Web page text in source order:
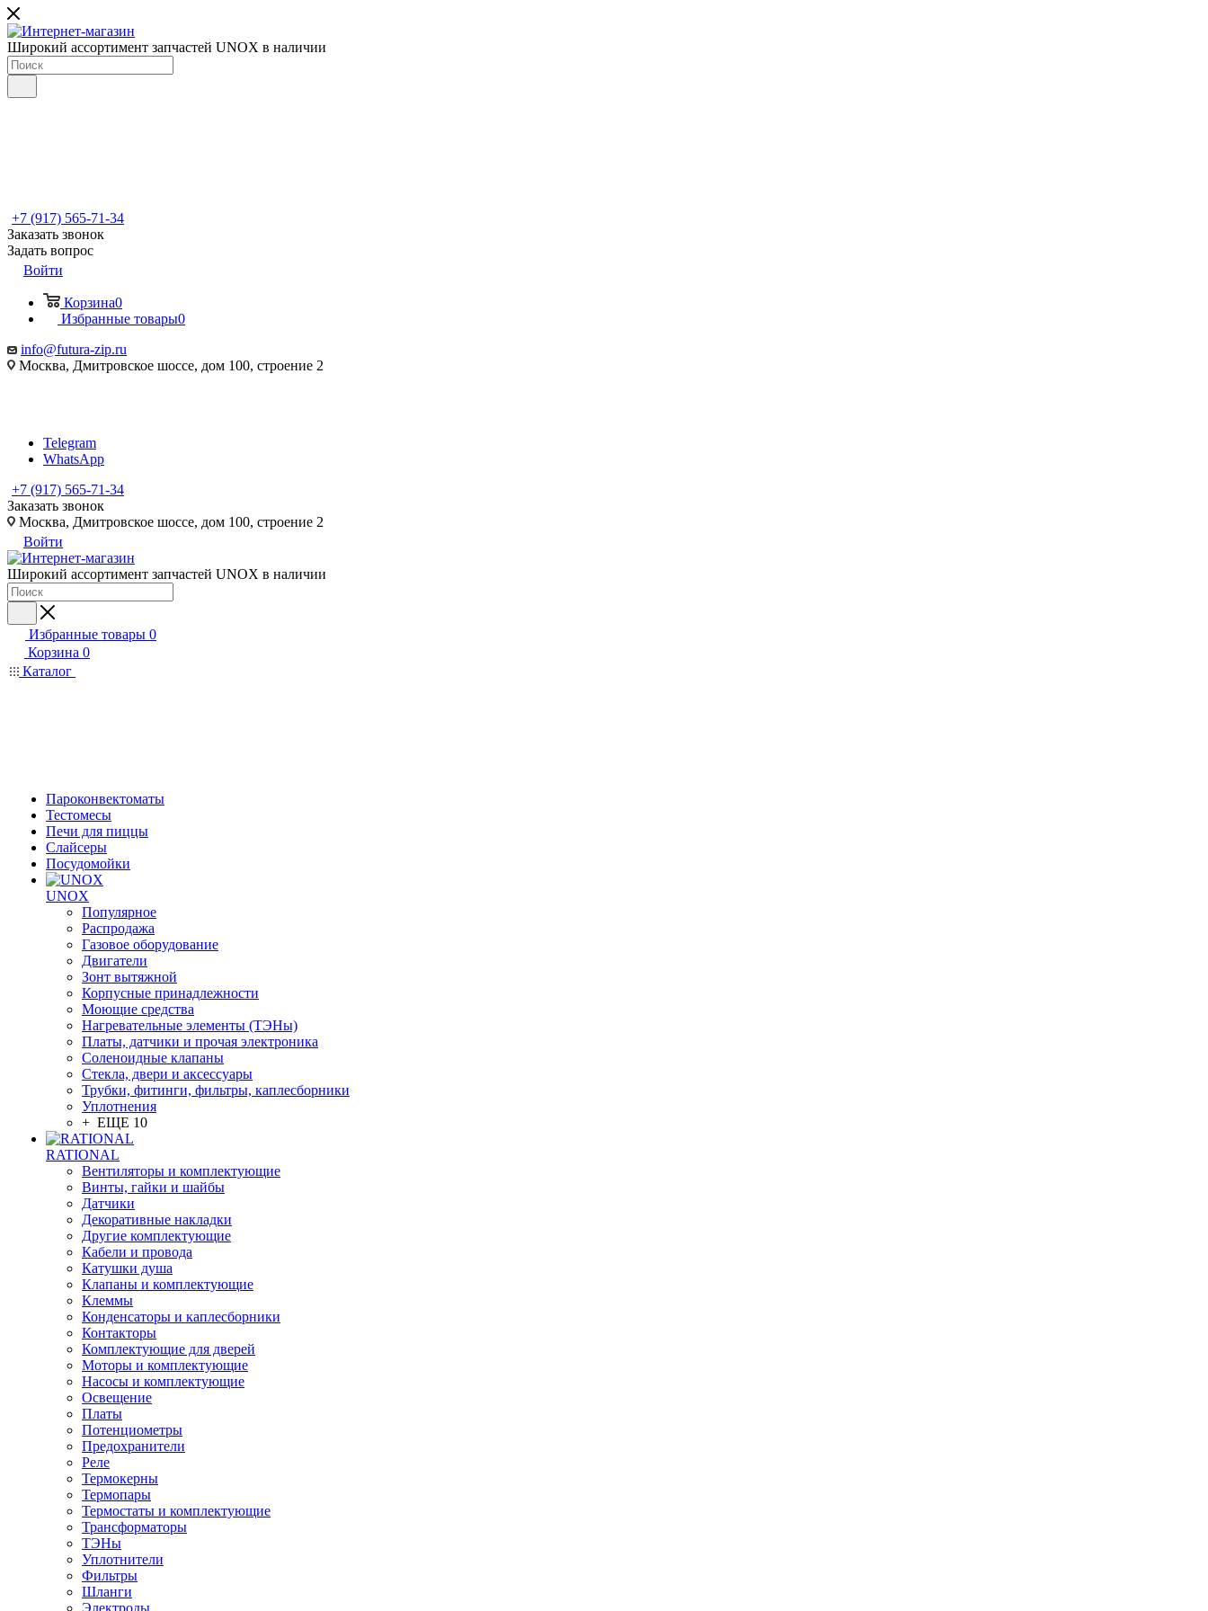
Широкий ассортимент запчастей UNOX в наличии
+7 (917) 565-71-34
Заказать звонок
Задать вопрос
Войти
Корзина0
Избранные товары0
info@futura-zip.ru
Москва, Дмитровское шоссе, дом 100, строение 2
Telegram
WhatsApp
+7 (917) 565-71-34
Заказать звонок
Москва, Дмитровское шоссе, дом 100, строение 2
Войти
Широкий ассортимент запчастей UNOX в наличии
Избранные товары 0
Корзина 0
Каталог
Пароконвектоматы
Тестомесы
Печи для пиццы
Слайсеры
Посудомойки
UNOX
Популярное
Распродажа
Газовое оборудование
Двигатели
Зонт вытяжной
Корпусные принадлежности
Моющие средства
Нагревательные элементы (ТЭНы)
Платы, датчики и прочая электроника
Соленоидные клапаны
Стекла, двери и аксессуары
Трубки, фитинги, фильтры, каплесборники
Уплотнения
+ ЕЩЕ 10
RATIONAL
Вентиляторы и комплектующие
Винты, гайки и шайбы
Датчики
Декоративные накладки
Другие комплектующие
Кабели и провода
Катушки душа
Клапаны и комплектующие
Клеммы
Конденсаторы и каплесборники
Контакторы
Комплектующие для дверей
Моторы и комплектующие
Насосы и комплектующие
Освещение
Платы
Потенциометры
Предохранители
Реле
Термокерны
Термопары
Термостаты и комплектующие
Трансформаторы
ТЭНы
Уплотнители
Фильтры
Шланги
Электроды